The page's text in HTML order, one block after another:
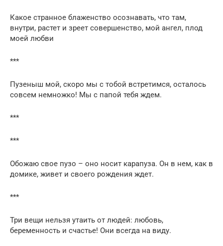
Какое странное блаженство осознавать, что там,
внутри, растет и зреет совершенство, мой ангел, плод
моей любви
***
Пузеныш мой, скоро мы с тобой встретимся, осталось
совсем немножко! Мы с папой тебя ждем.
***
***
Обожаю свое пузо – оно носит карапуза. Он в нем, как в
домике, живет и своего рождения ждет.
***
Три вещи нельзя утаить от людей: любовь,
беременность и счастье! Они всегда на виду.